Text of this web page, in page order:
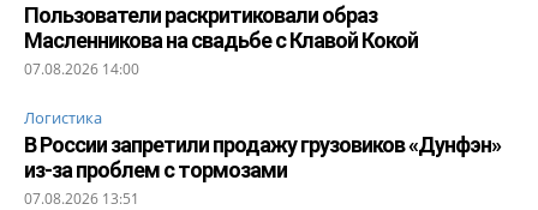
Пользователи раскритиковали образ
Масленникова на свадьбе с Клавой Кокой
07.08.2026 14:00
Логистика
В России запретили продажу грузовиков «Дунфэн»
из-за проблем с тормозами
07.08.2026 13:51